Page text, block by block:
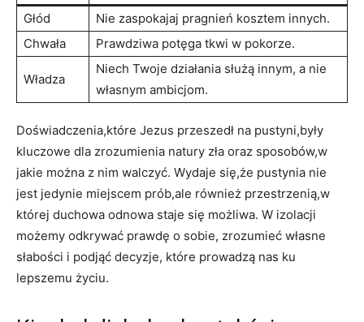
Głód
Nie zaspokajaj pragnień kosztem innych.
Chwała
Prawdziwa‍ potęga ‍tkwi w pokorze.
Władza
Niech Twoje działania służą innym, a nie
własnym ambicjom.
Doświadczenia,które Jezus przeszedł ‍na ⁢pustyni,były ​
kluczowe dla zrozumienia natury zła oraz sposobów,w
jakie można z nim walczyć. Wydaje się,że pustynia ‍nie
jest jedynie ⁤miejscem prób,ale również przestrzenią,w
której duchowa odnowa staje się możliwa. W izolacji
możemy odkrywać prawdę o sobie, zrozumieć własne
słabości i⁣ podjąć decyzje, które prowadzą ‌nas ku
lepszemu życiu.